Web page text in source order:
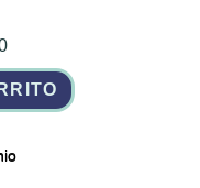
El
actual
es:
$3.600.